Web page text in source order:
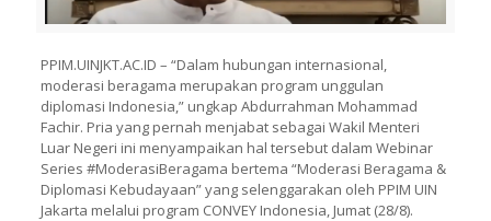
PPIM.UINJKT.AC.ID – “Dalam hubungan internasional,
moderasi beragama merupakan program unggulan
diplomasi Indonesia,” ungkap Abdurrahman Mohammad
Fachir. Pria yang pernah menjabat sebagai Wakil Menteri
Luar Negeri ini menyampaikan hal tersebut dalam Webinar
Series #ModerasiBeragama bertema “Moderasi Beragama &
Diplomasi Kebudayaan” yang selenggarakan oleh PPIM UIN
Jakarta melalui program CONVEY Indonesia, Jumat (28/8).